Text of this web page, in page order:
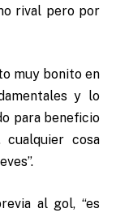
rival pero por
muy bonito en
y lo
para beneficio
cosa
al gol, “es